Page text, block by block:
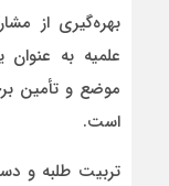
بهره‌گیری از
علمیه به عنوان
موضع و تأمین
است.
تربیت طلبه و